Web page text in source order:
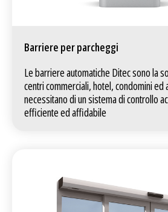
Barriere per parcheggi
Le barriere automatiche Ditec sono la
centri commerciali, hotel, condomini ed
necessitano di un sistema di controllo
efficiente ed affidabile